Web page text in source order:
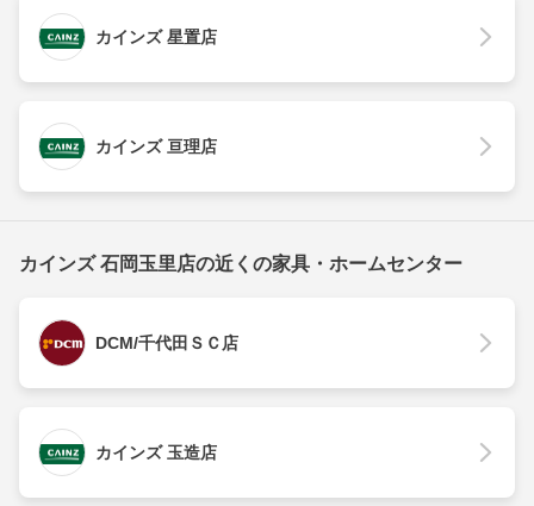
カインズ 星置店
カインズ 亘理店
カインズ 石岡玉里店の近くの家具・ホームセンター
DCM/千代田ＳＣ店
カインズ 玉造店